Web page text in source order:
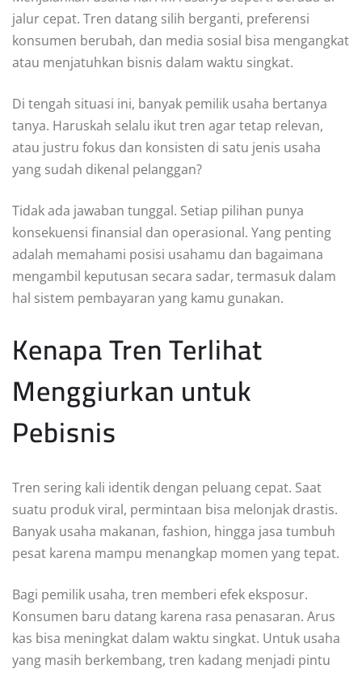
jalur cepat. Tren datang silih berganti, preferensi
konsumen berubah, dan media sosial bisa mengangkat
atau menjatuhkan bisnis dalam waktu singkat.
Di tengah situasi ini, banyak pemilik usaha bertanya
tanya. Haruskah selalu ikut tren agar tetap relevan,
atau justru fokus dan konsisten di satu jenis usaha
yang sudah dikenal pelanggan?
Tidak ada jawaban tunggal. Setiap pilihan punya
konsekuensi finansial dan operasional. Yang penting
adalah memahami posisi usahamu dan bagaimana
mengambil keputusan secara sadar, termasuk dalam
hal sistem pembayaran yang kamu gunakan.
Kenapa Tren Terlihat
Menggiurkan untuk
Pebisnis
Tren sering kali identik dengan peluang cepat. Saat
suatu produk viral, permintaan bisa melonjak drastis.
Banyak usaha makanan, fashion, hingga jasa tumbuh
pesat karena mampu menangkap momen yang tepat.
Bagi pemilik usaha, tren memberi efek eksposur.
Konsumen baru datang karena rasa penasaran. Arus
kas bisa meningkat dalam waktu singkat. Untuk usaha
yang masih berkembang, tren kadang menjadi pintu